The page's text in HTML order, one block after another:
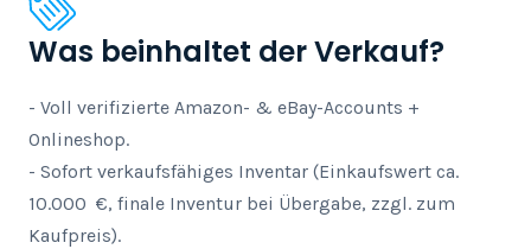
Was beinhaltet der Verkauf?
- Voll verifizierte Amazon- & eBay-Accounts +
Onlineshop.
- Sofort verkaufsfähiges Inventar (Einkaufswert ca.
10.000  €, finale Inventur bei Übergabe, zzgl. zum
Kaufpreis).